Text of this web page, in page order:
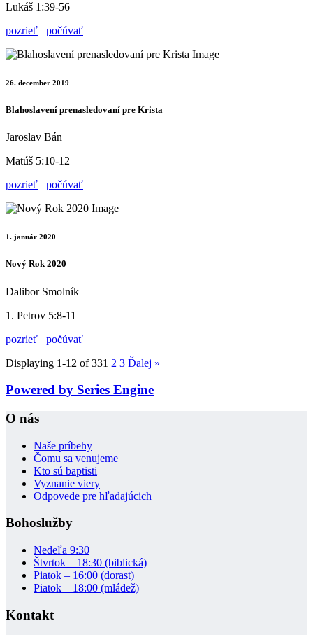
Lukáš 1:39-56
pozrieť
počúvať
26. december 2019
Blahoslavení prenasledovaní pre Krista
Jaroslav Bán
Matúš 5:10-12
pozrieť
počúvať
1. január 2020
Nový Rok 2020
Dalibor Smolník
1. Petrov 5:8-11
pozrieť
počúvať
Displaying 1-12 of 331 2 3 Ďalej »
Powered by Series Engine
O nás
Naše príbehy
Čomu sa venujeme
Kto sú baptisti
Vyznanie viery
Odpovede pre hľadajúcich
Bohoslužby
Nedeľa 9:30
Štvrtok – 18:30 (biblická)
Piatok – 16:00 (dorast)
Piatok – 18:00 (mládež)
Kontakt